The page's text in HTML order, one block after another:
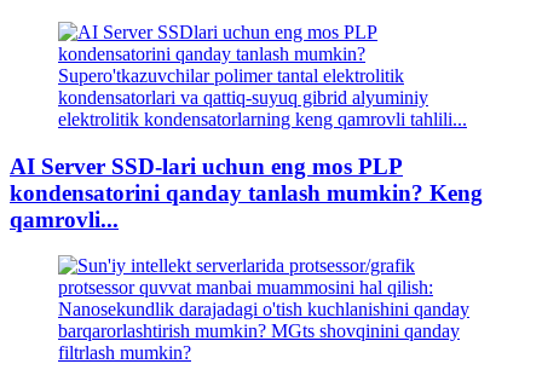
AI Server SSD-lari uchun eng mos PLP
kondensatorini qanday tanlash mumkin? Keng
qamrovli...